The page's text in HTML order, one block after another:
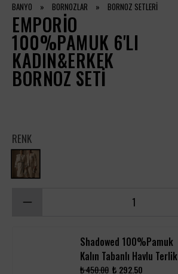
BANYO » BORNOZLAR » BORNOZ SETLERİ
EMPORIO
100%PAMUK 6'LI
KADIN&ERKEK
BORNOZ SETI
RENK
Shadowed 100%Pamuk
Kalın Tabanlı Havlu Terlik
₺ 450.00 ₺ 292.50